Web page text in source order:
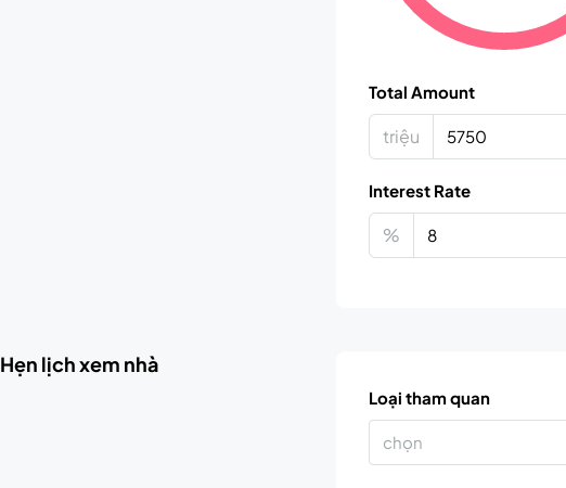
Total Amount
triệu
Interest Rate
%
Hẹn lịch xem nhà
Loại tham quan
chọn